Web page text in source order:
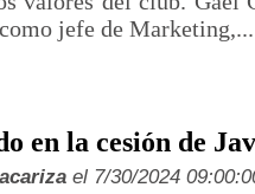
jefe de Marketing,...
en la cesión de
el 7/30/2024